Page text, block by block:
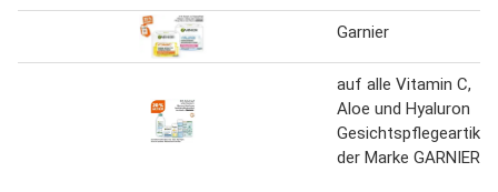
Garnier
auf alle Vitamin C,
Aloe und Hyaluron
Gesichtspflegeartikel
der Marke GARNIER